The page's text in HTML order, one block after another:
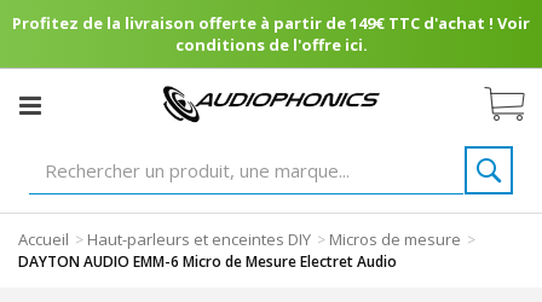
Profitez de la livraison offerte à partir de 149€ TTC d'achat ! Voir
conditions de l'offre ici.
Accueil > Haut-parleurs et enceintes DIY > Micros de mesure >
DAYTON AUDIO EMM-6 Micro de Mesure Electret Audio